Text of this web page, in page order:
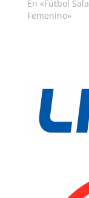
En «Fútbol Sala
Femenino»